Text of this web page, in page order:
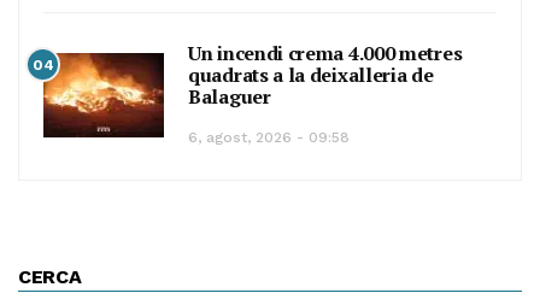
04
Un incendi crema 4.000 metres
quadrats a la deixalleria de
Balaguer
6, agost, 2026 - 09:58
CERCA